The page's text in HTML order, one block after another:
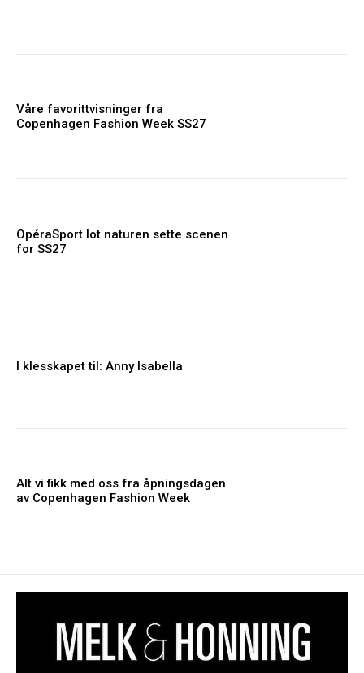
Våre favorittvisninger fra
Copenhagen Fashion Week SS27
OpéraSport lot naturen sette scenen
for SS27
I klesskapet til: Anny Isabella
Alt vi fikk med oss fra åpningsdagen
av Copenhagen Fashion Week